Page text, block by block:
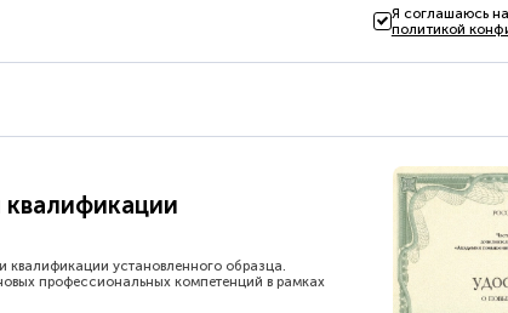
Я соглашаюсь
политикой
квалификации установленного образца.
профессиональных компетенций в рамках